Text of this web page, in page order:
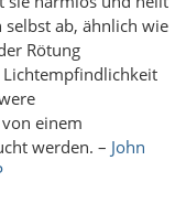
ab, ähnlich wie
Rötung
Lichtempfindlichkeit
einem
werden. – John